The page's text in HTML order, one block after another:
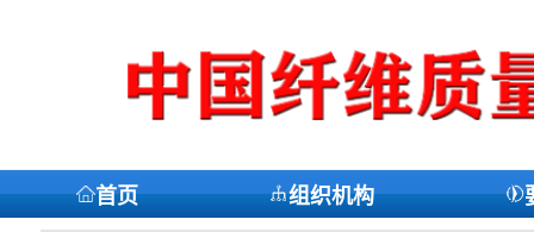
首页 组织机构